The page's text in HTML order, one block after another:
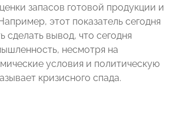
запасов готовой продукции и
этот показатель сегодня
сделать вывод, что сегодня
несмотря на
условия и политическую
кризисного спада.